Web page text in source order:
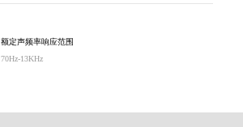
额定声频率响应范围
70Hz-13KHz